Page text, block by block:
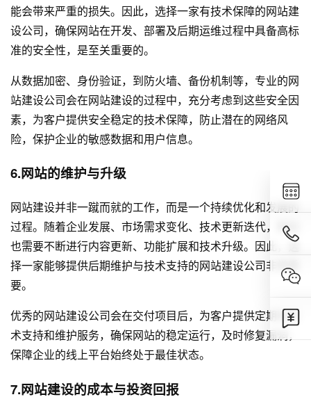
能会带来严重的损失。因此，选择一家有技术保障的网站建
设公司，确保网站在开发、部署及后期运维过程中具备高标
准的安全性，是至关重要的。
从数据加密、身份验证，到防火墙、备份机制等，专业的网
站建设公司会在网站建设的过程中，充分考虑到这些安全因
素，为客户提供安全稳定的技术保障，防止潜在的网络风
险，保护企业的敏感数据和用户信息。
6.网站的维护与升级
网站建设并非一蹴而就的工作，而是一个持续优化和发展的
过程。随着企业发展、市场需求变化、技术更新迭代，网站
也需要不断进行内容更新、功能扩展和技术升级。因此，选
择一家能够提供后期维护与技术支持的网站建设公司非常重
要。
优秀的网站建设公司会在交付项目后，为客户提供定期的技
术支持和维护服务，确保网站的稳定运行，及时修复漏洞，
保障企业的线上平台始终处于最佳状态。
7.网站建设的成本与投资回报